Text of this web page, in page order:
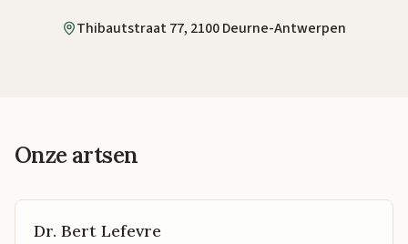
Thibautstraat 77, 2100 Deurne-Antwerpen
Onze artsen
Dr. Bert Lefevre